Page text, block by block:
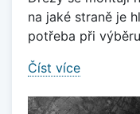
na jaké straně je
potřeba při
Číst více